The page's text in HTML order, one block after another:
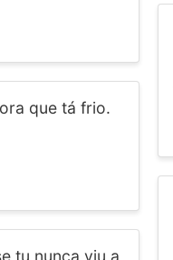
que tá frio.
tu nunca viu a